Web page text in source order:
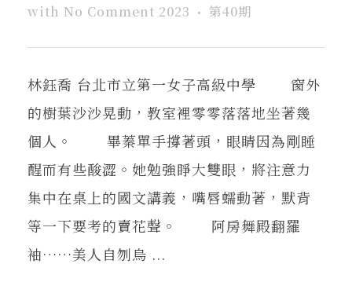
with No Comment 2023 第40期
林鈺喬 台北市立第一女子高級中學 窗外
的樹葉沙沙晃動，教室裡零零落落地坐著幾
個人。 畢蓁單手撐著頭，眼睛因為剛睡
醒而有些酸澀。她勉強睜大雙眼，將注意力
集中在桌上的國文講義，嘴唇蠕動著，默背
等一下要考的賣花聲。 阿房舞殿翻羅
袖……美人自刎烏 ...